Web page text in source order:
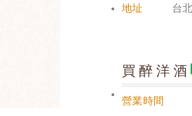
地址
台
買醉洋酒
營業時間